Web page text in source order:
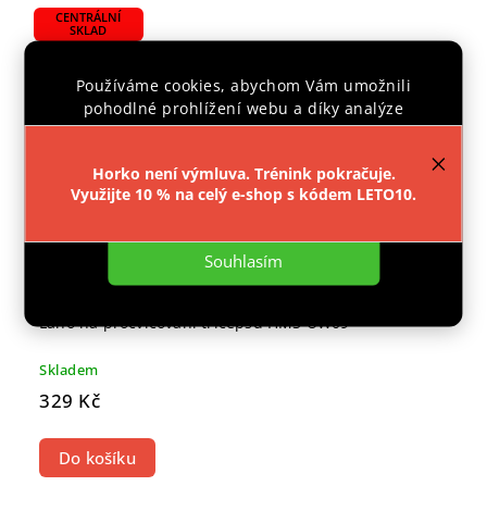
Používáme cookies, abychom Vám umožnili
pohodlné prohlížení webu a díky analýze
provozu webu neustále zlepšovali jeho funkce,
Nastavení
Souhlasím
Horko není výmluva. Trénink pokračuje.
Využijte 10 % na celý e-shop s kódem LETO10.
CENTRÁLNÍ
SKLAD
Lano na procvičování tricepsů HMS UW09
Skladem
329 Kč
Do košíku